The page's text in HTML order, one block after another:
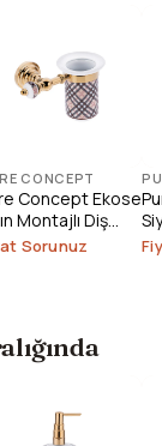
CONCEPT
Concept Ekose
Montajlı Diş
Sorunuz